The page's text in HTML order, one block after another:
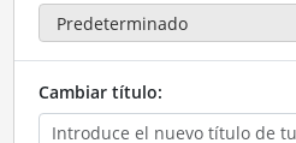
Cambiar título: